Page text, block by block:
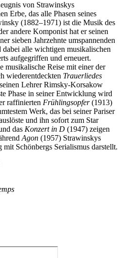
von Strawinskys
Erbe, das alle Phasen seines
(1882–1971) ist die Musik des
andere Komponist hat er seinen
sieben Jahrzehnte umspannenden
alle wichtigen musikalischen
aufgegriffen und erneuert.
musikalische Reise mit einer der
wiederentdeckten Trauerliedes
Lehrer Rimsky-Korsakow
Phase in seiner Entwicklung wird
raffinierten Frühlingsopfer(1913)
Werk, das bei seiner Pariser
und ihn sofort zum Star
das Konzert in D (1947) zeigen
Agon (1957) Strawinskys
Schönbergs Serialismus darstellt.